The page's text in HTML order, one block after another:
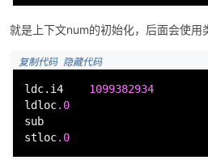
就是上下文num的初始化，后面会使用
复制代码 隐藏代码
ldc.i4 1099382934
ldloc.0
sub
stloc.0